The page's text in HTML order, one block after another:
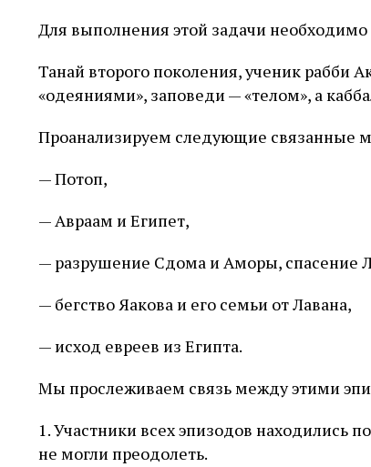
Для выполнения этой задачи необходимо
Танай второго поколения, ученик рабби
«одеяниями», заповеди — «телом», а
Проанализируем следующие связанные
— Потоп,
— Авраам и Египет,
— разрушение Сдома и Аморы, спасение
— бегство Яакова и его семьи от Лавана,
— исход евреев из Египта.
Мы прослеживаем связь между этими
1. Участники всех эпизодов находились
не могли преодолеть.